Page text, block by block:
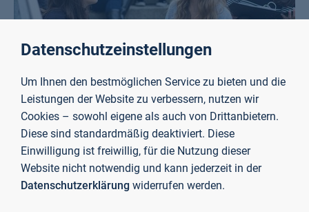
Blended Intensive Programme
Mehr erfahren
Datenschutzeinstellungen
Um Ihnen den bestmöglichen Service zu bieten und die
Leistungen der Website zu verbessern, nutzen wir
Cookies – sowohl eigene als auch von Drittanbietern.
Diese sind standardmäßig deaktiviert. Diese
Einwilligung ist freiwillig, für die Nutzung dieser
Website nicht notwendig und kann jederzeit in der
Datenschutzerklärung widerrufen werden.